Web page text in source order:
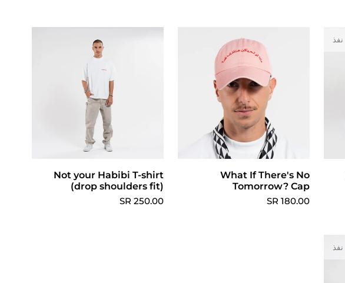
نفذ
إضافة إلى عربة التسوق
What If There's No
Tomorrow? Cap
180.00 SR
اختر الخيارات
Not your Habibi T-shirt
(drop shoulders fit)
250.00 SR
نفذ